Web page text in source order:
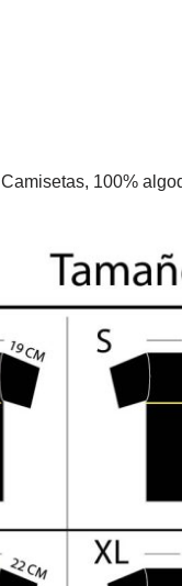
Camisetas, 100%